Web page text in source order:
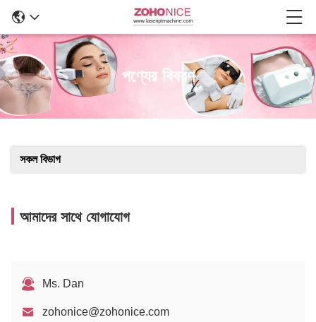
পণ্যের বিবরণ
সকল বিভাগ
আমাদের সাথে যোগাযোগ
Ms. Dan
zohonice@zohonice.com